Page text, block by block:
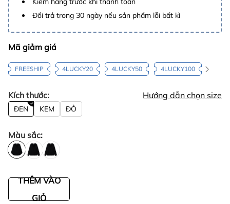
Đổi trả trong 30 ngày nếu sản phẩm lỗi bất kì
Mã giảm giá
FREESHIP 4LUCKY20 4LUCKY50 4LUCKY100
Kích thước: Hướng dẫn chọn size
ĐEN KEM ĐỎ
Màu sắc:
THÊM VÀO
GIỎ